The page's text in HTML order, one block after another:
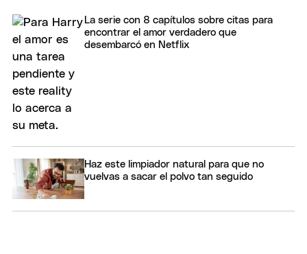
La serie con 8 capítulos sobre citas para
encontrar el amor verdadero que
desembarcó en Netflix
Haz este limpiador natural para que no
vuelvas a sacar el polvo tan seguido